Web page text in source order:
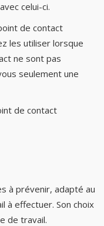
celui-ci.
de contact
les utiliser lorsque
ne sont pas
seulement une
de contact
à prévenir, adapté au
à effectuer. Son choix
de travail.